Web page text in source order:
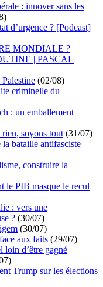
: innover sans les
d’urgence ? [Podcast]
MONDIALE ?
| PASCAL
(02/08)
criminelle du
: un emballement
rien, soyons tout (31/07)
bataille antifasciste
construire la
le PIB masque le recul
: vers une
? (30/07)
(30/07)
aux faits (29/07)
loin d’être gagné
Trump sur les élections